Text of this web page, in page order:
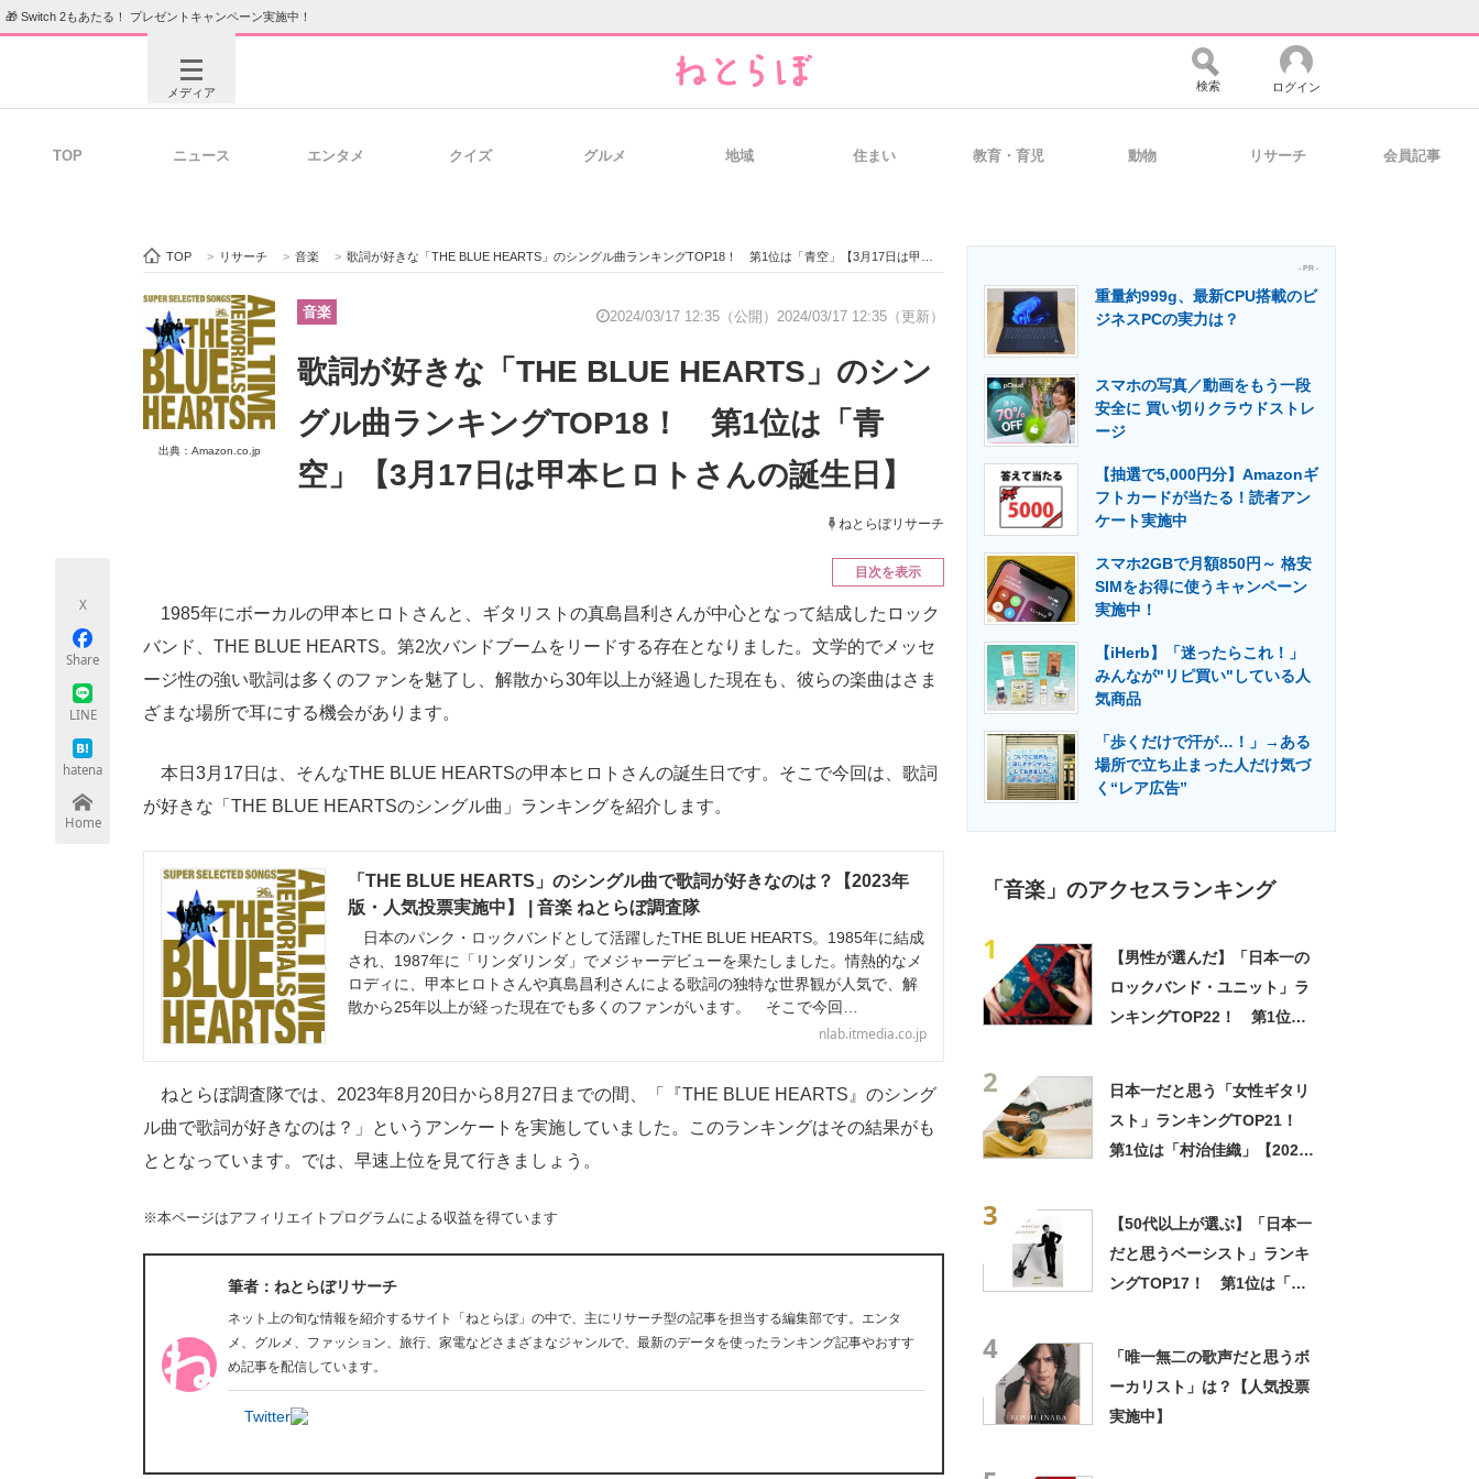
🎁 Switch 2もあたる！ プレゼントキャンペーン実施中！
メディア
ビジネスと働き方のヒント 経営リーダーのコミュニティ マーケ×ITの今がよく分かる
ITエンジニア向け専門サイト 製造業のIT導入・活用を支援
エネルギーの専門メディア 建設×テクノロジーの最前線
ちょっと気になるネットの話題
検索 ログイン
TOP ニュース エンタメ クイズ グルメ 地域 住まい 教育・育児 動物 リサーチ 会員記事
TOP > リサーチ > 音楽 > 歌詞が好きな「THE BLUE HEARTS」のシングル曲ランキングTOP18！ 第1位は「青空」【3月17日は甲本ヒロトさんの誕生日】
出典：Amazon.co.jp
音楽 2024/03/17 12:35（公開） 2024/03/17 12:35（更新）
歌詞が好きな「THE BLUE HEARTS」のシン
グル曲ランキングTOP18！ 第1位は「青
空」【3月17日は甲本ヒロトさんの誕生日】
ねとらぼリサーチ
X
Share
LINE
hatena
Home
目次を表示
1985年にボーカルの甲本ヒロトさんと、ギタリストの真島昌利さんが中心となって結成したロック
バンド、THE BLUE HEARTS。第2次バンドブームをリードする存在となりました。文学的でメッセ
ージ性の強い歌詞は多くのファンを魅了し、解散から30年以上が経過した現在も、彼らの楽曲はさま
ざまな場所で耳にする機会があります。
本日3月17日は、そんなTHE BLUE HEARTSの甲本ヒロトさんの誕生日です。そこで今回は、歌詞
が好きな「THE BLUE HEARTSのシングル曲」ランキングを紹介します。
「THE BLUE HEARTS」のシングル曲で歌詞が好きなのは？【2023年
版・人気投票実施中】 | 音楽 ねとらぼ調査隊
日本のパンク・ロックバンドとして活躍したTHE BLUE HEARTS。1985年に結成
され、1987年に「リンダリンダ」でメジャーデビューを果たしました。情熱的なメ
ロディに、甲本ヒロトさんや真島昌利さんによる歌詞の独特な世界観が人気で、解
散から25年以上が経った現在でも多くのファンがいます。 そこで今回…
nlab.itmedia.co.jp
ねとらぼ調査隊では、2023年8月20日から8月27日までの間、「『THE BLUE HEARTS』のシング
ル曲で歌詞が好きなのは？」というアンケートを実施していました。このランキングはその結果がも
ととなっています。では、早速上位を見て行きましょう。
※本ページはアフィリエイトプログラムによる収益を得ています
筆者：ねとらぼリサーチ
ネット上の旬な情報を紹介するサイト「ねとらぼ」の中で、主にリサーチ型の記事を担当する編集部です。エンタ
メ、グルメ、ファッション、旅行、家電などさまざまなジャンルで、最新のデータを使ったランキング記事やおすす
め記事を配信しています。
Twitter
- PR -
重量約999g、最新CPU搭載のビ
ジネスPCの実力は？
スマホの写真／動画をもう一段
安全に 買い切りクラウドストレ
ージ
【抽選で5,000円分】Amazonギ
フトカードが当たる！読者アン
ケート実施中
スマホ2GBで月額850円～ 格安
SIMをお得に使うキャンペーン
実施中！
【iHerb】「迷ったらこれ！」
みんなが"リピ買い"している人
気商品
「歩くだけで汗が…！」→ある
場所で立ち止まった人だけ気づ
く“レア広告”
「音楽」のアクセスランキング
1
【男性が選んだ】「日本一の
ロックバンド・ユニット」ラ
ンキングTOP22！ 第1位は
2
日本一だと思う「女性ギタリ
スト」ランキングTOP21！
第1位は「村治佳織」【2022
3
【50代以上が選ぶ】「日本一
だと思うベーシスト」ランキ
ングTOP17！ 第1位は「ハ
4
「唯一無二の歌声だと思うボ
ーカリスト」は？【人気投票
実施中】